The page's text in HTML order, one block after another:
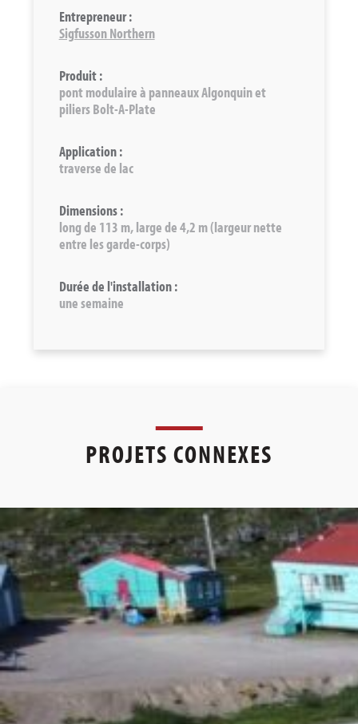
Entrepreneur :
Sigfusson Northern
Produit :
pont modulaire à panneaux Algonquin et
piliers Bolt-A-Plate
Application :
traverse de lac
Dimensions :
long de 113 m, large de 4,2 m (largeur nette
entre les garde-corps)
Durée de l'installation :
une semaine
PROJETS CONNEXES